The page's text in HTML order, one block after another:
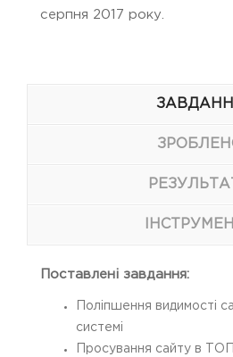
серпня 2017 року.
Поставлені завдання:
Поліпшення видимості
системі
Просування сайту в ТОП